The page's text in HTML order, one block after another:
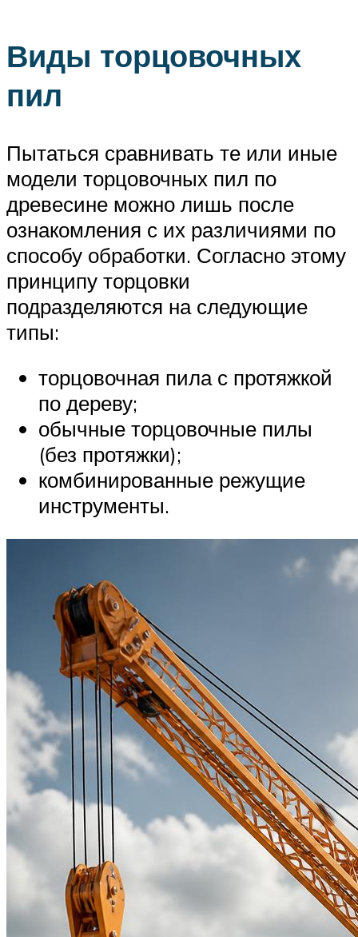
Виды торцовочных
пил
Пытаться сравнивать те или иные
модели торцовочных пил по
древесине можно лишь после
ознакомления с их различиями по
способу обработки. Согласно этому
принципу торцовки
подразделяются на следующие
типы:
торцовочная пила с протяжкой
по дереву;
обычные торцовочные пилы
(без протяжки);
комбинированные режущие
инструменты.